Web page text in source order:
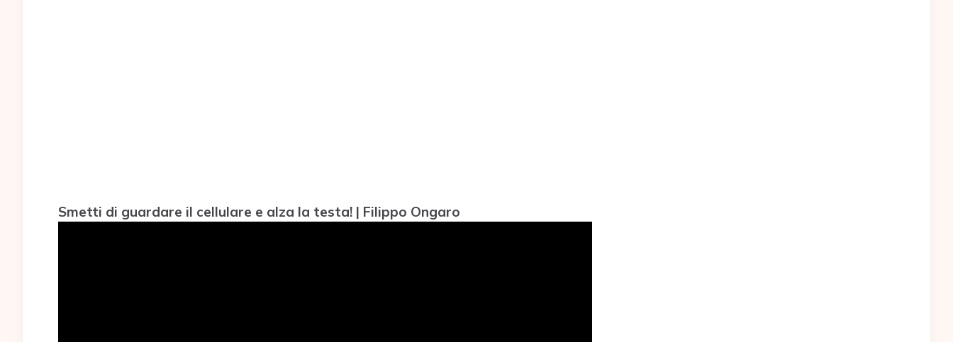
Smetti di guardare il cellulare e alza la testa! | Filippo Ongaro